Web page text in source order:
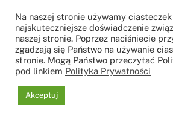
Polityka Prywatności
Na naszej stronie używamy
najskuteczniejsze doświadczenie
naszej stronie. Poprzez naciśniecie
zgadzają się Państwo na używanie
stronie. Mogą Państwo przeczytać
pod linkiem Polityka Prywatności
Akceptuj